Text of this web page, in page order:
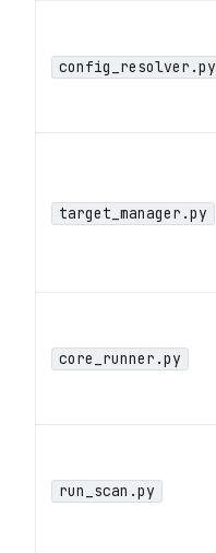
config_resolver.py
target_manager.py
core_runner.py
run_scan.py